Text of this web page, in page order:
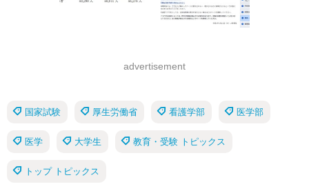
advertisement
国家試験 厚生労働省 看護学部 医学部
医学 大学生 教育・受験 トピックス
トップ トピックス